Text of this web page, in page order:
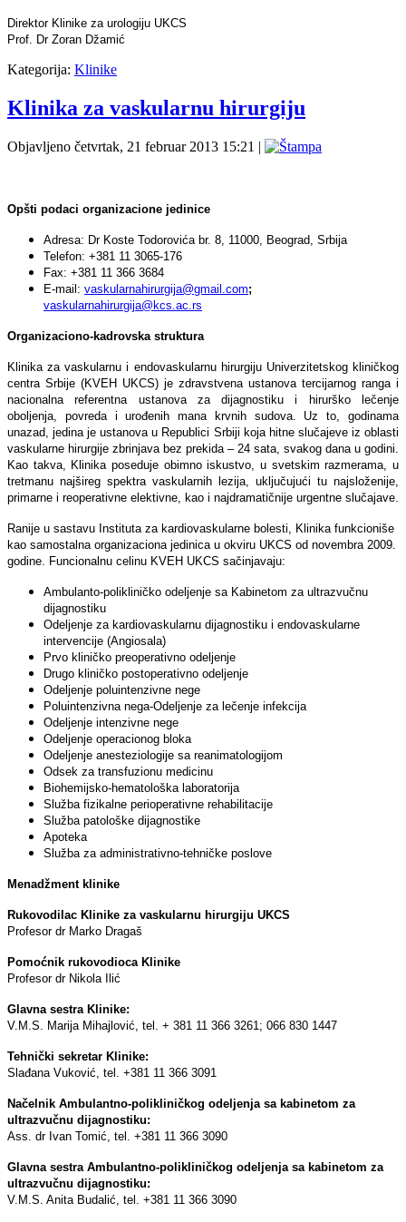
Direktor Klinike za urologiju UKCS
Prof. Dr Zoran Džamić
Kategorija: Klinike
Klinika za vaskularnu hirurgiju
Objavljeno četvrtak, 21 februar 2013 15:21 |
Opšti podaci organizacione jedinice
Adresa: Dr Koste Todorovića br. 8, 11000, Beograd, Srbija
Telefon: +381 11 3065-176
Fax: +381 11 366 3684
E-mail: vaskularnahirurgija@gmail.com;
vaskularnahirurgija@kcs.ac.rs
Organizaciono-kadrovska struktura
Klinika za vaskularnu i endovaskularnu hirurgiju Univerzitetskog kliničkog
centra Srbije (KVEH UKCS) je zdravstvena ustanova tercijarnog ranga i
nacionalna referentna ustanova za dijagnostiku i hirurško lečenje
oboljenja, povreda i urođenih mana krvnih sudova. Uz to, godinama
unazad, jedina je ustanova u Republici Srbiji koja hitne slučajeve iz oblasti
vaskularne hirurgije zbrinjava bez prekida – 24 sata, svakog dana u godini.
Kao takva, Klinika poseduje obimno iskustvo, u svetskim razmerama, u
tretmanu najšireg spektra vaskularnih lezija, uključujući tu najsloženije,
primarne i reoperativne elektivne, kao i najdramatičnije urgentne slučajave.
Ranije u sastavu Instituta za kardiovaskularne bolesti, Klinika funkcioniše
kao samostalna organizaciona jedinica u okviru UKCS od novembra 2009.
godine. Funcionalnu celinu KVEH UKCS sačinjavaju:
Ambulanto-polikliničko odeljenje sa Kabinetom za ultrazvučnu
dijagnostiku
Odeljenje za kardiovaskularnu dijagnostiku i endovaskularne
intervencije (Angiosala)
Prvo kliničko preoperativno odeljenje
Drugo kliničko postoperativno odeljenje
Odeljenje poluintenzivne nege
Poluintenzivna nega-Odeljenje za lečenje infekcija
Odeljenje intenzivne nege
Odeljenje operacionog bloka
Odeljenje anesteziologije sa reanimatologijom
Odsek za transfuzionu medicinu
Biohemijsko-hematološka laboratorija
Služba fizikalne perioperativne rehabilitacije
Služba patološke dijagnostike
Apoteka
Služba za administrativno-tehničke poslove
Menadžment klinike
Rukovodilac Klinike za vaskularnu hirurgiju UKCS
Profesor dr Marko Dragaš
Pomoćnik rukovodioca Klinike
Profesor dr Nikola Ilić
Glavna sestra Klinike:
V.M.S. Marija Mihajlović, tel. + 381 11 366 3261; 066 830 1447
Tehnički sekretar Klinike:
Slađana Vuković, tel. +381 11 366 3091
Načelnik Ambulantno-polikliničkog odeljenja sa kabinetom za
ultrazvučnu dijagnostiku:
Ass. dr Ivan Tomić, tel. +381 11 366 3090
Glavna sestra Ambulantno-polikliničkog odeljenja sa kabinetom za
ultrazvučnu dijagnostiku:
V.M.S. Anita Budalić, tel. +381 11 366 3090